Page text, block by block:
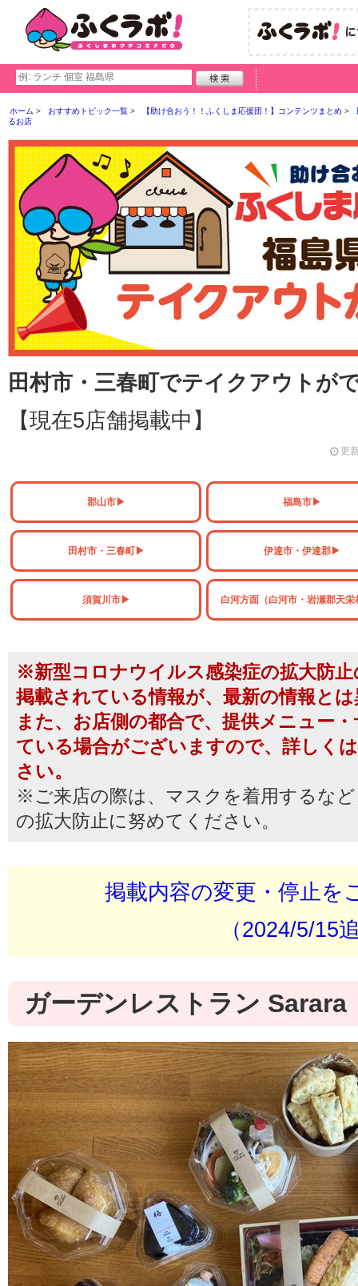
ホーム おすすめトピック一覧 【助け合おう！！ふくしま応援団！】コンテンツまとめ
るお店
田村市・三春町でテイクアウトが
【現在5店舗掲載中】
更
郡山市▶ 福島市▶
田村市・三春町▶ 伊達市・伊達郡▶
須賀川市▶ 白河方面（白河市・岩瀬郡天
※新型コロナウイルス感染症の拡大防
掲載されている情報が、最新の情報と
また、お店側の都合で、提供メニュー
ている場合がございますので、詳しく
さい。
※ご来店の際は、マスクを着用するな
の拡大防止に努めてください。
掲載内容の変更・停止を
（2024/5/15
ガーデンレストラン Sarara